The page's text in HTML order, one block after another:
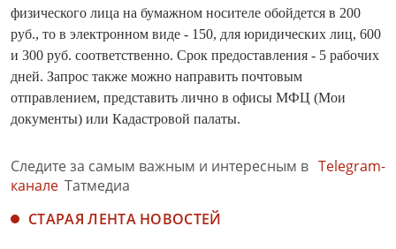
физического лица на бумажном носителе обойдется в 200
руб., то в электронном виде - 150, для юридических лиц, 600
и 300 руб. соответственно. Срок предоставления - 5 рабочих
дней. Запрос также можно направить почтовым
отправлением, представить лично в офисы МФЦ (Мои
документы) или Кадастровой палаты.
Следите за самым важным и интересным в Telegram-
канале Татмедиа
СТАРАЯ ЛЕНТА НОВОСТЕЙ